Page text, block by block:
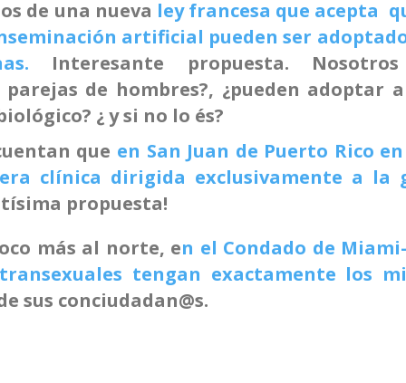
de una nueva ley francesa que acepta
artificial pueden ser
Interesante propuesta.
de hombres?, ¿pueden adoptar
¿ y si no lo és?
que en San Juan de Puerto Rico
clínica dirigida exclusivamente a la
propuesta!
más al norte, en el Condado de
tengan exactamente los
sus conciudadan@s.